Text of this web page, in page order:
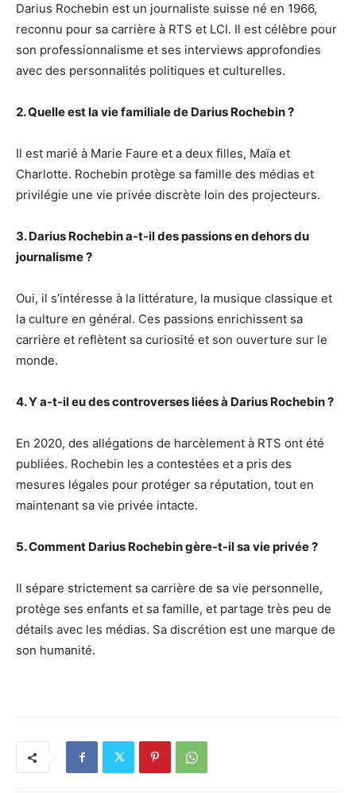
Darius Rochebin est un journaliste suisse né en 1966,
reconnu pour sa carrière à RTS et LCI. Il est célèbre pour
son professionnalisme et ses interviews approfondies
avec des personnalités politiques et culturelles.
2. Quelle est la vie familiale de Darius Rochebin ?
Il est marié à Marie Faure et a deux filles, Maïa et
Charlotte. Rochebin protège sa famille des médias et
privilégie une vie privée discrète loin des projecteurs.
3. Darius Rochebin a-t-il des passions en dehors du
journalisme ?
Oui, il s’intéresse à la littérature, la musique classique et
la culture en général. Ces passions enrichissent sa
carrière et reflètent sa curiosité et son ouverture sur le
monde.
4. Y a-t-il eu des controverses liées à Darius Rochebin ?
En 2020, des allégations de harcèlement à RTS ont été
publiées. Rochebin les a contestées et a pris des
mesures légales pour protéger sa réputation, tout en
maintenant sa vie privée intacte.
5. Comment Darius Rochebin gère-t-il sa vie privée ?
Il sépare strictement sa carrière de sa vie personnelle,
protège ses enfants et sa famille, et partage très peu de
détails avec les médias. Sa discrétion est une marque de
son humanité.